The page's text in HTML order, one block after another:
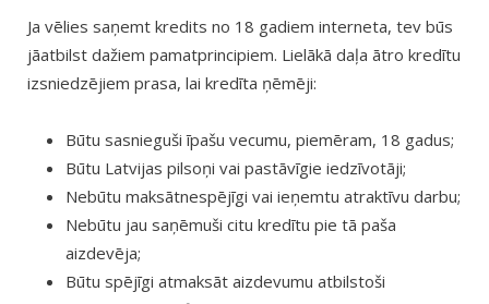
Ja vēlies saņemt kredits no 18 gadiem interneta, tev būs
jāatbilst dažiem pamatprincipiem. Lielākā daļa ātro kredītu
izsniedzējiem prasa, lai kredīta ņēmēji:
Būtu sasnieguši īpašu vecumu, piemēram, 18 gadus;
Būtu Latvijas pilsoņi vai pastāvīgie iedzīvotāji;
Nebūtu maksātnespējīgi vai ieņemtu atraktīvu darbu;
Nebūtu jau saņēmuši citu kredītu pie tā paša
aizdevēja;
Būtu spējīgi atmaksāt aizdevumu atbilstoši